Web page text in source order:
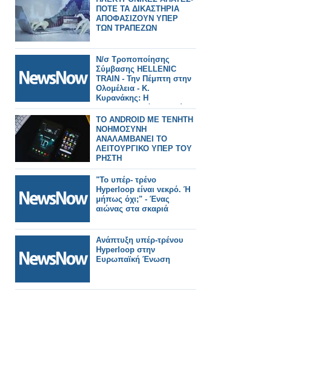
ΠΟΤΕ ΤΑ ΔΙΚΑΣΤΗΡΙΑ
ΑΠΟΦΑΣΙΖΟΥΝ ΥΠΕΡ
ΤΩΝ ΤΡΑΠΕΖΩΝ
Ν/σ Τροποποίησης
Σύμβασης HELLENIC
TRAIN - Την Πέμπτη στην
Ολομέλεια - Κ.
Κυρανάκης: Η
αναδιαπραγμάτευση είναι
υπέρ του ελληνικού
δημοσίου και του
σιδηροδρόμου.
TO ANDROID ΜΕ ΤΕΝΗΤΗ
ΝΟΗΜΟΣΥΝΗ
ΑΝΑΛΑΜΒΑΝΕΙ ΤΟ
ΛΕΙΤΟΥΡΓΙΚΟ ΥΠΕΡ ΤΟΥ
ΡΗΣΤΗ
"Το υπέρ- τρένο
Hyperloop είναι νεκρό. Ή
μήπως όχι;" - Ένας
αιώνας στα σκαριά
Ανάπτυξη υπέρ-τρένου
Hyperloop στην
Ευρωπαϊκή Ένωση